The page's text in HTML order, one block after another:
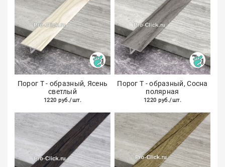
Порог Т - образный, Ясень
светлый
1220 руб./шт.
Порог Т - образный, Сосна
полярная
1220 руб./шт.